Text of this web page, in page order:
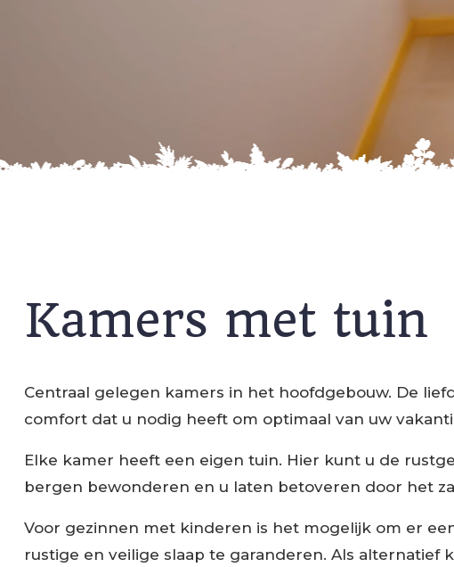
Kamers met tuin
Centraal gelegen kamers in het hoofdgebouw. De
comfort dat u nodig heeft om optimaal van uw
Elke kamer heeft een eigen tuin. Hier kunt u de
bergen bewonderen en u laten betoveren door het
Voor gezinnen met kinderen is het mogelijk om er
rustige en veilige slaap te garanderen. Als